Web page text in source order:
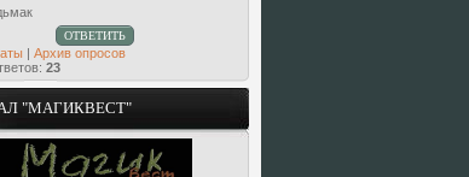
| Архив опросов
23
"МАГИКВЕСТ"